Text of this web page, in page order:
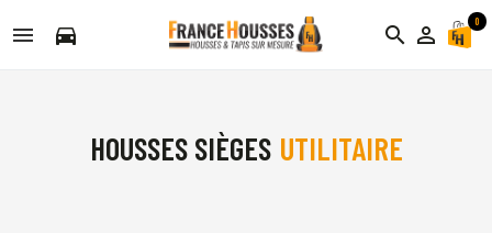
directions_car search person_outline
0
HOUSSES SIÈGES UTILITAIRE